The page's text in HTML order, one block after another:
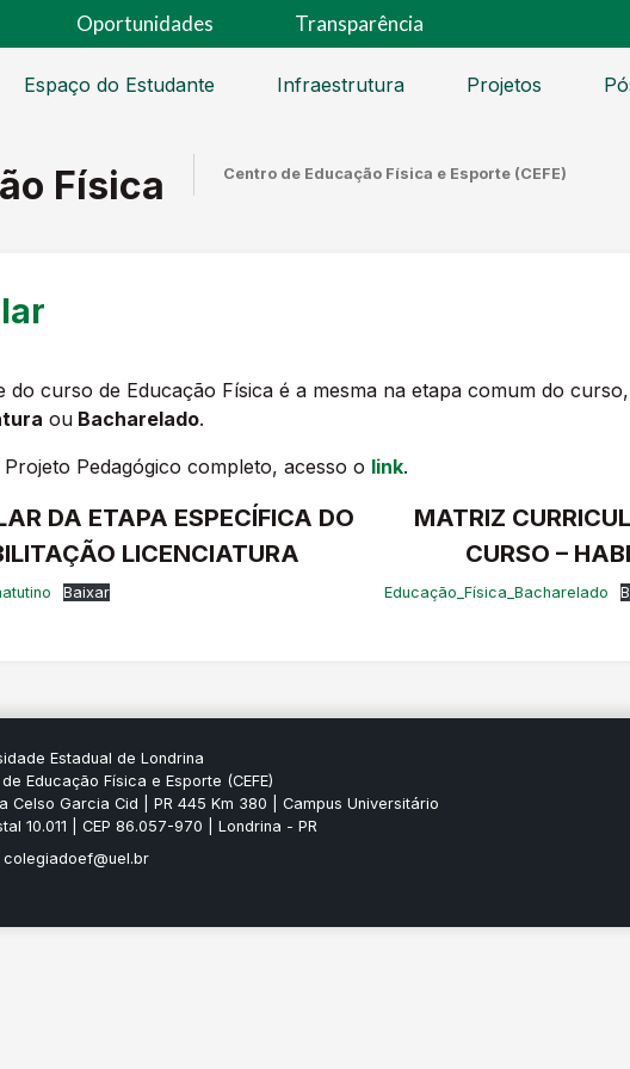
Oportunidades Transparência
Espaço do Estudante Infraestrutura Projetos
Física Centro de Educação Física e Esporte (CEFE)
curso de Educação Física é a mesma na etapa comum do
ou Bacharelado.
Pedagógico completo, acesso o link.
DA ETAPA ESPECÍFICA DO
LICENCIATURA
Baixar
MATRIZ
CURSO –
Educação_Física_Bacharelado
Estadual de Londrina
Educação Física e Esporte (CEFE)
Celso Garcia Cid | PR 445 Km 380 | Campus Universitário
10.011 | CEP 86.057-970 | Londrina - PR
colegiadoef@uel.br